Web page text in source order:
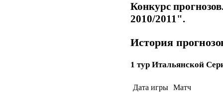
Конкурс
2010/2011".
История
1 тур Итальянской
Дата игры Матч